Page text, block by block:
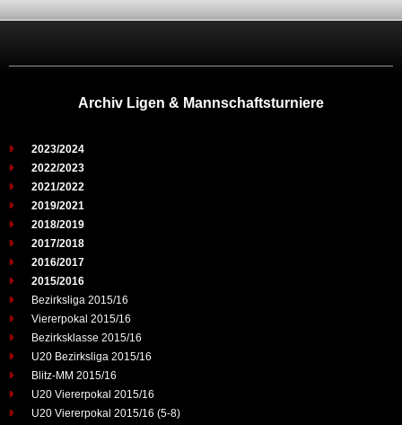
Archiv Ligen & Mannschaftsturniere
2023/2024
2022/2023
2021/2022
2019/2021
2018/2019
2017/2018
2016/2017
2015/2016
Bezirksliga 2015/16
Viererpokal 2015/16
Bezirksklasse 2015/16
U20 Bezirksliga 2015/16
Blitz-MM 2015/16
U20 Viererpokal 2015/16
U20 Viererpokal 2015/16 (5-8)